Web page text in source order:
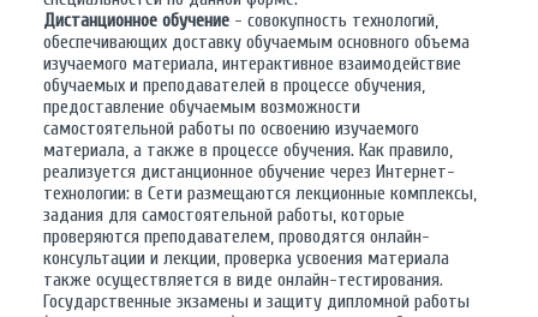
Дистанционное обучение - совокупность технологий,
обеспечивающих доставку обучаемым основного объема
изучаемого материала, интерактивное взаимодействие
обучаемых и преподавателей в процессе обучения,
предоставление обучаемым возможности
самостоятельной работы по освоению изучаемого
материала, а также в процессе обучения. Как правило,
реализуется дистанционное обучение через Интернет-
технологии: в Сети размещаются лекционные комплексы,
задания для самостоятельной работы, которые
проверяются преподавателем, проводятся онлайн-
консультации и лекции, проверка усвоения материала
также осуществляется в виде онлайн-тестирования.
Государственные экзамены и защиту дипломной работы